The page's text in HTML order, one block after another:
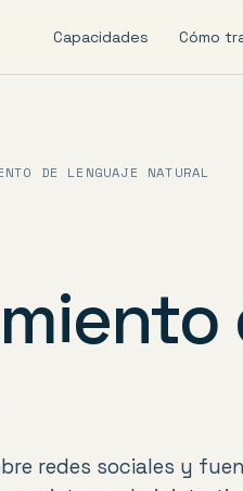
Capacidades Cómo
DE LENGUAJE NATURAL
redes sociales y